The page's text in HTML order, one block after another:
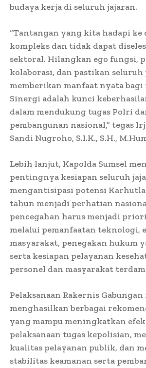
budaya kerja di seluruh jajaran.
“Tantangan yang kita hadapi ke
kompleks dan tidak dapat
sektoral. Hilangkan ego fungsi,
kolaborasi, dan pastikan
memberikan manfaat nyata bagi
Sinergi adalah kunci
dalam mendukung tugas Polri
pembangunan nasional,” tegas
Sandi Nugroho, S.I.K., S.H.,
Lebih lanjut, Kapolda Sumsel
pentingnya kesiapan seluruh
mengantisipasi potensi
tahun menjadi perhatian
pencegahan harus menjadi
melalui pemanfaatan teknologi,
masyarakat, penegakan hukum
serta kesiapan pelayanan
personel dan masyarakat
Pelaksanaan Rakernis
menghasilkan berbagai
yang mampu meningkatkan
pelaksanaan tugas kepolisian,
kualitas pelayanan publik, dan
stabilitas keamanan serta